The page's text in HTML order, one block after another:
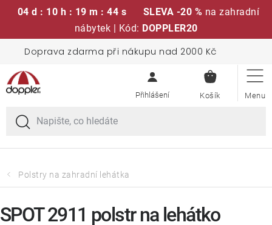
04 d : 10 h : 19 m : 44 s SLEVA -20 % na zahradní
nábytek | Kód: DOPPLER20
obsah
Doprava zdarma při nákupu nad 2000 Kč
KOŠÍK
Sedací soupravy
Slunečníky
Křesla a židle
Polstry na zahradní lehátka
SPOT 2911 polstr na lehátko